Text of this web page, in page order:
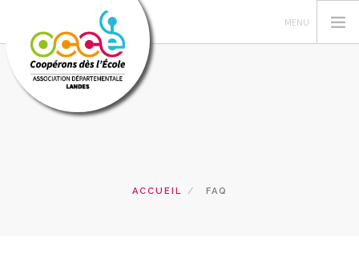
ACTIONS PÉDAGOGIQUES
ACCUEIL FAQ